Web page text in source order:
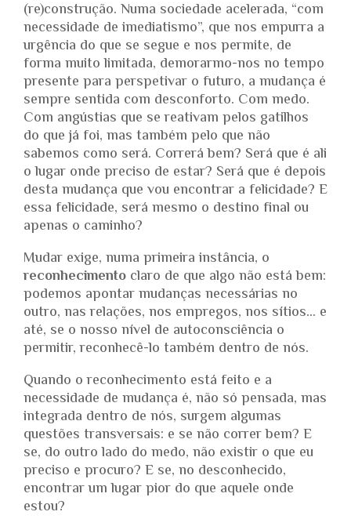
(re)construção. Numa sociedade acelerada, “com
necessidade de imediatismo”, que nos empurra a
urgência do que se segue e nos permite, de
forma muito limitada, demorarmo-nos no tempo
presente para perspetivar o futuro, a mudança é
sempre sentida com desconforto. Com medo.
Com angústias que se reativam pelos gatilhos
do que já foi, mas também pelo que não
sabemos como será. Correrá bem? Será que é ali
o lugar onde preciso de estar? Será que é depois
desta mudança que vou encontrar a felicidade? E
essa felicidade, será mesmo o destino final ou
apenas o caminho?
Mudar exige, numa primeira instância, o
reconhecimento claro de que algo não está bem:
podemos apontar mudanças necessárias no
outro, nas relações, nos empregos, nos sítios… e
até, se o nosso nível de autoconsciência o
permitir, reconhecê-lo também dentro de nós.
Quando o reconhecimento está feito e a
necessidade de mudança é, não só pensada, mas
integrada dentro de nós, surgem algumas
questões transversais: e se não correr bem? E
se, do outro lado do medo, não existir o que eu
preciso e procuro? E se, no desconhecido,
encontrar um lugar pior do que aquele onde
estou?